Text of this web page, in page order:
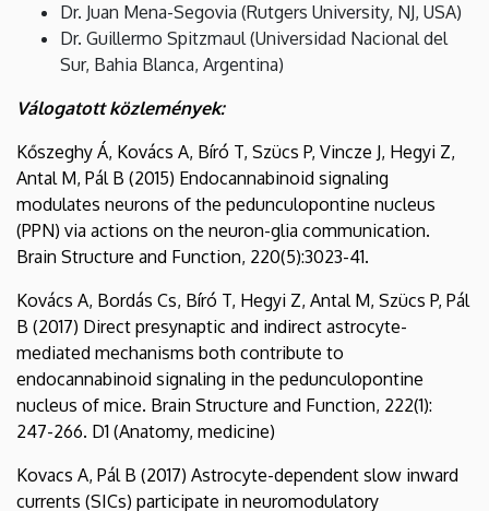
Dr. Juan Mena-Segovia (Rutgers University, NJ, USA)
Dr. Guillermo Spitzmaul (Universidad Nacional del
Sur, Bahia Blanca, Argentina)
Válogatott közlemények:
Kőszeghy Á, Kovács A, Bíró T, Szücs P, Vincze J, Hegyi Z,
Antal M, Pál B (2015) Endocannabinoid signaling
modulates neurons of the pedunculopontine nucleus
(PPN) via actions on the neuron-glia communication.
Brain Structure and Function, 220(5):3023-41.
Kovács A, Bordás Cs, Bíró T, Hegyi Z, Antal M, Szücs P, Pál
B (2017) Direct presynaptic and indirect astrocyte-
mediated mechanisms both contribute to
endocannabinoid signaling in the pedunculopontine
nucleus of mice. Brain Structure and Function, 222(1):
247-266. D1 (Anatomy, medicine)
Kovacs A, Pál B (2017) Astrocyte-dependent slow inward
currents (SICs) participate in neuromodulatory